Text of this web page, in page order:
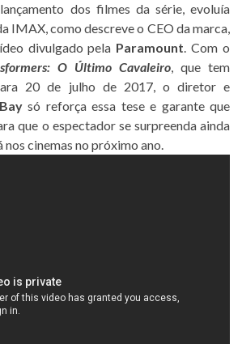
dos filmes da série, evoluía
IMAX, como descreve o CEO da marca,
divulgado pela Paramount. Com o
O Último Cavaleiro, que tem
20 de julho de 2017, o diretor e
só reforça essa tese e garante que
que o espectador se surpreenda ainda
nos cinemas no próximo ano.